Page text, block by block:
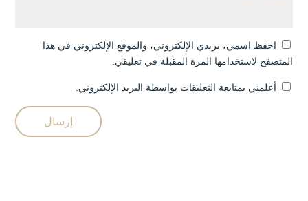
احفظ اسمي، بريدي الإلكتروني، والموقع الإلكتروني في هذا
المتصفح لاستخدامها المرة المقبلة في تعليقي.
أعلمني بمتابعة التعليقات بواسطة البريد الإلكتروني.